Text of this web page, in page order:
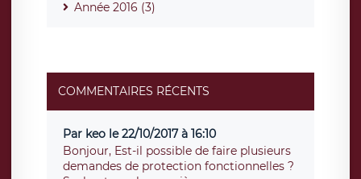
Année 2016 (3)
COMMENTAIRES RÉCENTS
Par keo le 22/10/2017 à 16:10
Bonjour, Est-il possible de faire plusieurs
demandes de protection fonctionnelles ?